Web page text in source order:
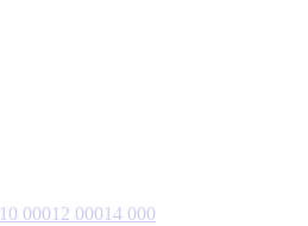
10 00012 00014 000